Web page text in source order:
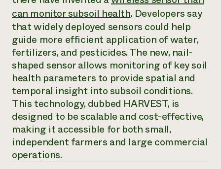
Informes anuales y financieros
Historias de impacto
Informe de
impacto 2024
LEER EL INFORME
Latinos en la agricultura
Sistemas alimentarios locales
Agricultura urbana
Las mujeres en la agricultura
Evento anual de reciclaje de productos electrónicos
Programa de descuentos de NorthWestern Energy
Servicios energéticos comerciales
Servicios energéticos residenciales
LIHEAP
Centro de intercambio de información AgriSolar
Blog
Podcasts
Publicaciones
Cursos cortos
Vídeos
Oportunidades de financiación
Noticias
Asociaciones empresariales
Donar
Donaciones planificadas
Boletín
Consultas de los medios de comunicación
Todos
contribuyen a la
resiliencia de la
comunidad.
can monitor subsoil health. Developers say
that widely deployed sensors could help
guide more efficient application of water,
fertilizers, and pesticides. The new, nail-
shaped sensor allows monitoring of key soil
health parameters to provide spatial and
temporal insight into subsoil conditions.
This technology, dubbed HARVEST, is
designed to be scalable and cost-effective,
making it accessible for both small,
independent farmers and large commercial
operations.